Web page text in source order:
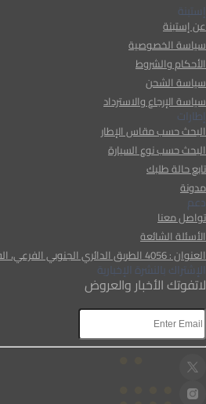
إستبنة
عن إستبنة
سياسة الخصوصية
الأحكام والشروط
سياسة الشحن
سياسة الإرجاع والاسترداد
إطارات
البحث حسب مقاس الإطار
البحث حسب نوع السيارة
تابع حالة طلبك
مدونة
دعم
تواصل معنا
الأسئلة الشائعة
العنوان : 4056 الطريق الدائري الجنوبي الفرعي، الفيصلية، الرياض 12896، المملكة العربية السعودية
الإشتراك بالنشرة الإخبارية
لاتفوتك الأخبار والعروض